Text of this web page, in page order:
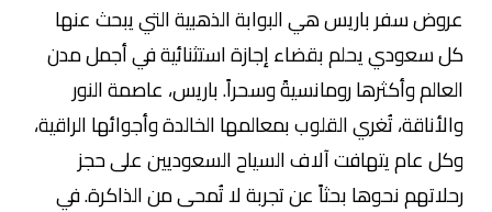
عروض سفر باريس هي البوابة الذهبية التي يبحث عنها
كل سعودي يحلم بقضاء إجازة استثنائية في أجمل مدن
العالم وأكثرها رومانسيةً وسحراً. باريس، عاصمة النور
والأناقة، تُغري القلوب بمعالمها الخالدة وأجوائها الراقية،
وكل عام يتهافت آلاف السياح السعوديين على حجز
رحلاتهم نحوها بحثاً عن تجربة لا تُمحى من الذاكرة. في